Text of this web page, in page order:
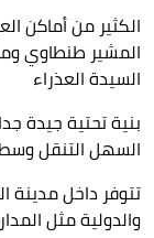
الكثير من أماكن
المشير طنطاوي
السيدة العذراء
بنية تحتية جيدة
السهل التنقل وسط
تتوفر داخل مدينة
والدولية مثل